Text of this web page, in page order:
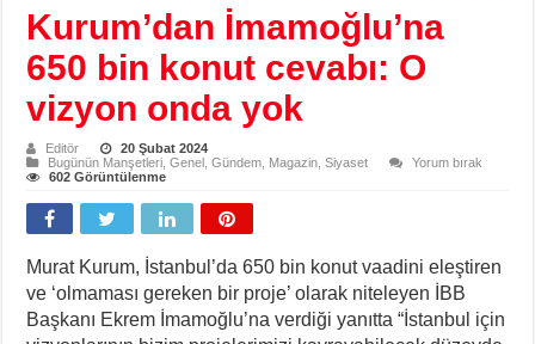
Kurum’dan İmamoğlu’na
650 bin konut cevabı: O
vizyon onda yok
Editör
20 Şubat 2024
Bugünün Manşetleri,Genel ,Gündem, Magazin,Siyaset
Yorum bırak
602 Görüntülenme
Murat Kurum, İstanbul’da 650 bin konut vaadini eleştiren
ve ‘olmaması gereken bir proje’ olarak niteleyen İBB
Başkanı Ekrem İmamoğlu’na verdiği yanıtta “İstanbul için